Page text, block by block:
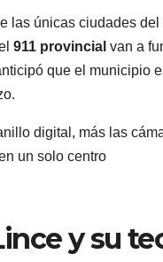
las únicas ciudades
911 provincial van a
que el municipio
digital, más las
un solo centro
y su